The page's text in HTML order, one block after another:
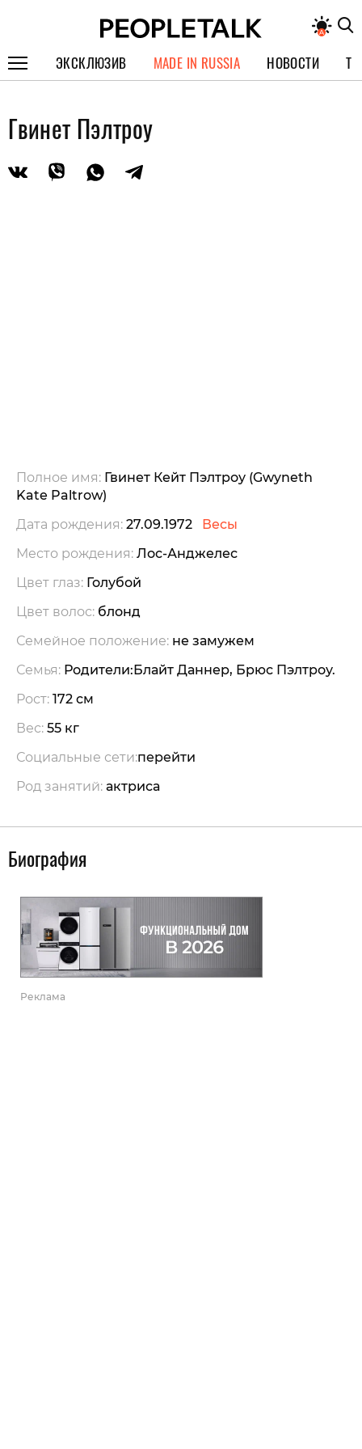
ЭКСКЛЮЗИВ
СПЕЦПРОЕКТЫ
ИНТЕРВЬЮ
MADE IN RUSSIA НОВОСТИ
Гвинет Пэлтроу
Полное имя: Гвинет Кейт Пэлтроу (Gwyneth
Kate Paltrow)
Дата рождения: 27.09.1972
Весы
Место рождения: Лос-Анджелес
Цвет глаз: Голубой
Цвет волос: блонд
Семейное положение: не замужем
Семья: Родители:Блайт Даннер, Брюс Пэлтроу.
Рост: 172 см
Вес: 55 кг
Социальные сети:перейти
Род занятий: актриса
Биография
Реклама